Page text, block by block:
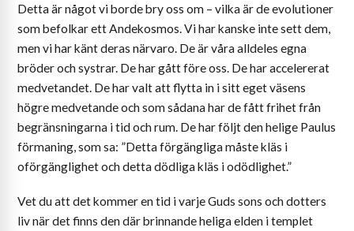
Detta är något vi borde bry oss om – vilka är de evolutioner
som befolkar ett Andekosmos. Vi har kanske inte sett dem,
men vi har känt deras närvaro. De är våra alldeles egna
bröder och systrar. De har gått före oss. De har accelererat
medvetandet. De har valt att flytta in i sitt eget väsens
högre medvetande och som sådana har de fått frihet från
begränsningarna i tid och rum. De har följt den helige Paulus
förmaning, som sa: ”Detta förgängliga måste kläs i
oförgänglighet och detta dödliga kläs i odödlighet.”
Vet du att det kommer en tid i varje Guds sons och dotters
liv när det finns den där brinnande heliga elden i templet